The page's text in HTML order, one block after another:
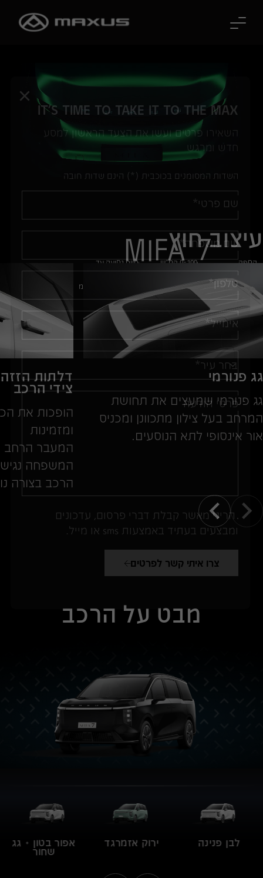
MIFA 7 הספק
245 0-100 קמ"ש
8.7 טווח נסיעה עד
486 ק"מ
עיצוב חוץ
גג פנורמי
גג פנורמי שמעצים את תחושת
המרחב בעל צילון מתכוונן ומכניס
אור אינסופי לתא הנוסעים.
דלתות
צידי הרכב
הופכות את
ומזמינות
המעבר
המשפחה
הרכב בצורה
מבט על הרכב
לבן פנינה ירוק אזמרגד אפור בטון + גג
שחור
IT'S TIME TO TAKE IT TO THE MAX
השאירו פרטים ועשו את הצעד הראשון למסע
חדש ומרגש
השדות המסומנים בכוכבית (*) הינם שדות חובה
שם פרטי*
שם משפחה*
טלפון*
אימייל*
בחר עיר*
פרטי הודעה
הריני מאשר קבלת דברי פרסום, עדכונים
ומבצעים בעתיד באמצעות sms או מייל.
צרו איתי קשר לפרטים